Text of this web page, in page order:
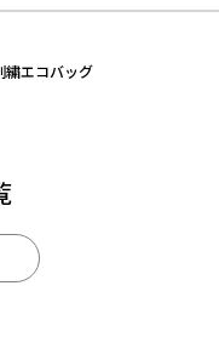
繍エコバッグ